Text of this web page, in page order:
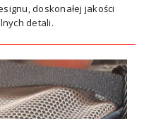
doskonałej jakości
detali.